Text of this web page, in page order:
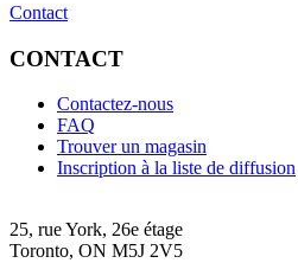
Contact
CONTACT
Contactez-nous
FAQ
Trouver un magasin
Inscription à la liste de diffusion
25, rue York, 26e étage
Toronto, ON M5J 2V5